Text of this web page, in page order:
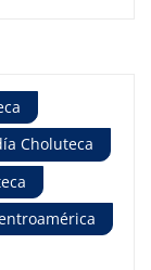
Choluteca